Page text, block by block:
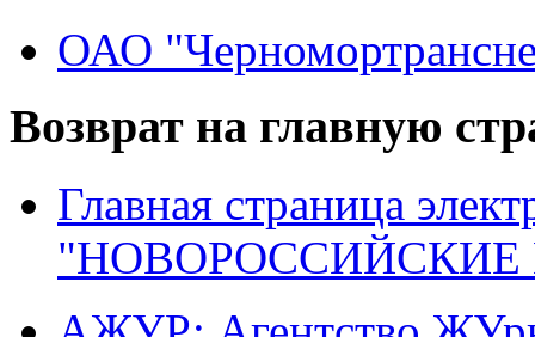
ОАО
Возврат на главную
Главная страница
"НОВОРОССИЙСКИЕ